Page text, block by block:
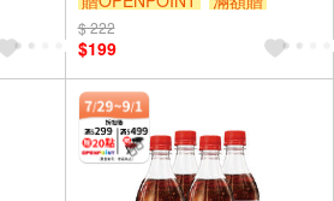
贈$200
$ 222
$199